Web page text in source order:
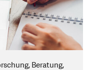
Beratung,